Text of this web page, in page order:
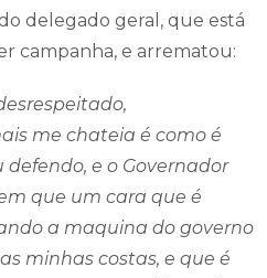
delegado geral, que está
campanha, e arrematou:
me chateia é como é
e o Governador
que um cara que é
a maquina do governo
minhas costas, e que é